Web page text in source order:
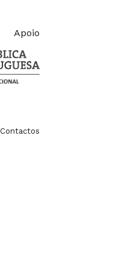
Apoio
Contactos